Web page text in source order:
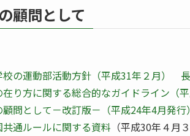
顧問として
校の運動部活動方針（平成31年２月）
り方に関する総合的なガイドライン（
問として－改訂版－（平成24年4月発行）
通ルールに関する資料 （平成30年４月３